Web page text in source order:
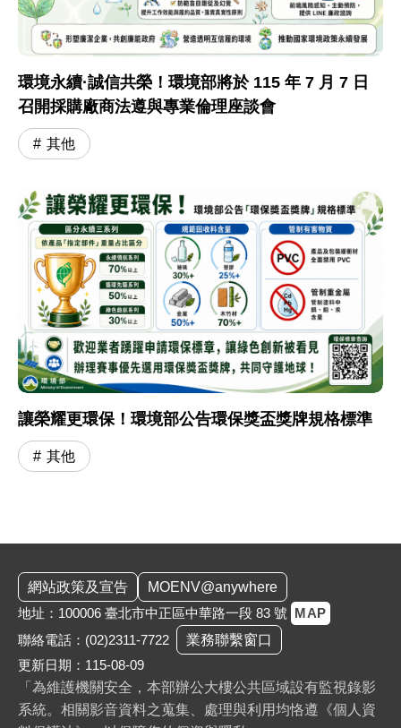
環境永續·誠信共榮！環境部將於 115 年 7 月 7 日
召開採購廠商法遵與專業倫理座談會
其他
讓榮耀更環保！環境部公告環保獎盃獎牌規格標準
其他
網站政策及宣告
MOENV@anywhere
地址：100006 臺北市中正區中華路一段 83 號 MAP
聯絡電話： (02)2311-7722
業務聯繫窗口
更新日期：115-08-09
「為維護機關安全，本部辦公大樓公共區域設有監視錄影
系統。相關影音資料之蒐集、處理與利用均恪遵《個人資